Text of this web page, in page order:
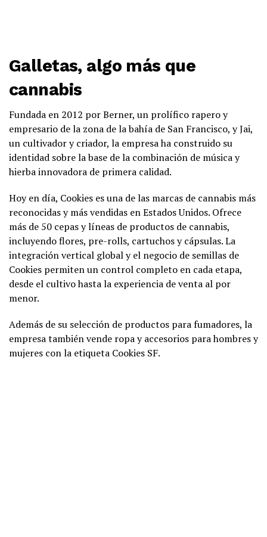
Galletas, algo más que
cannabis
Fundada en 2012 por Berner, un prolífico rapero y
empresario de la zona de la bahía de San Francisco, y Jai,
un cultivador y criador, la empresa ha construido su
identidad sobre la base de la combinación de música y
hierba innovadora de primera calidad.
Hoy en día, Cookies es una de las marcas de cannabis más
reconocidas y más vendidas en Estados Unidos. Ofrece
más de 50 cepas y líneas de productos de cannabis,
incluyendo flores, pre-rolls, cartuchos y cápsulas. La
integración vertical global y el negocio de semillas de
Cookies permiten un control completo en cada etapa,
desde el cultivo hasta la experiencia de venta al por
menor.
Además de su selección de productos para fumadores, la
empresa también vende ropa y accesorios para hombres y
mujeres con la etiqueta Cookies SF.